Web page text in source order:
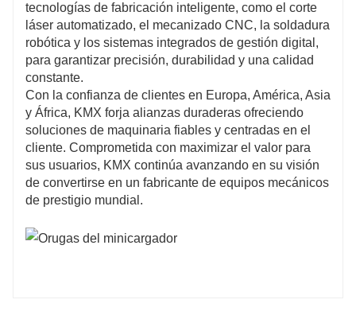
tecnologías de fabricación inteligente, como el corte
láser automatizado, el mecanizado CNC, la soldadura
robótica y los sistemas integrados de gestión digital,
para garantizar precisión, durabilidad y una calidad
constante.
Con la confianza de clientes en Europa, América, Asia
y África, KMX forja alianzas duraderas ofreciendo
soluciones de maquinaria fiables y centradas en el
cliente. Comprometida con maximizar el valor para
sus usuarios, KMX continúa avanzando en su visión
de convertirse en un fabricante de equipos mecánicos
de prestigio mundial.